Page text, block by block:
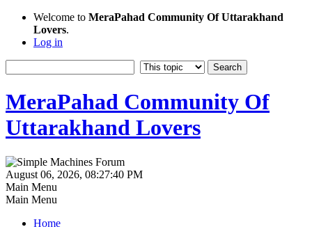
Welcome to MeraPahad Community Of Uttarakhand
Lovers.
Log in
MeraPahad Community Of
Uttarakhand Lovers
August 06, 2026, 08:27:40 PM
Main Menu
Main Menu
Home